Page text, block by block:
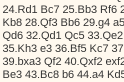
24.Rd1 Bc7 25.Bb3 Rf6
Kb8 28.Qf3 Bb6 29.g4
Qd6 32.Qd1 Qc5
35.Kh3 e3 36.Bf5 Kc7
39.bxa3 Qf2 40.Qxf2
Be3 43.Bc8 b6 44.a4